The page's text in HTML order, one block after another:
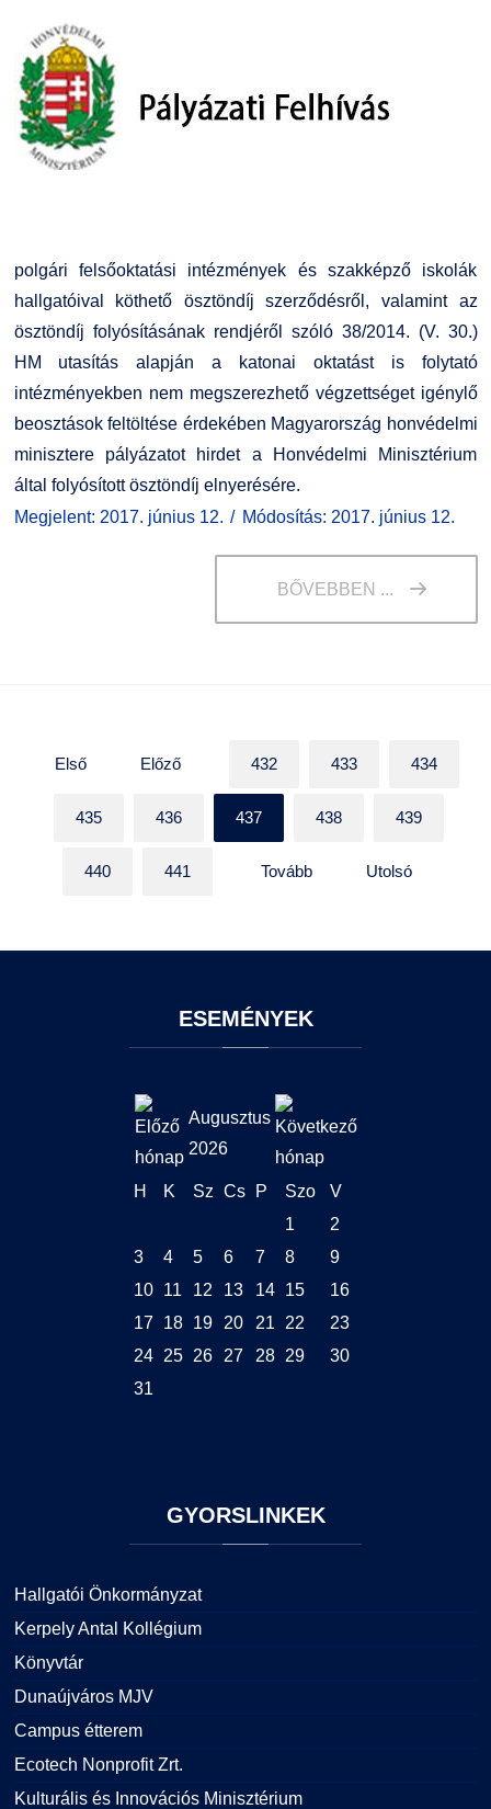
polgári felsőoktatási intézmények és szakképző iskolák
hallgatóival köthető ösztöndíj szerződésről, valamint az
ösztöndíj folyósításának rendjéről szóló 38/2014. (V. 30.)
HM utasítás alapján a katonai oktatást is folytató
intézményekben nem megszerezhető végzettséget igénylő
beosztások feltöltése érdekében Magyarország honvédelmi
minisztere pályázatot hirdet a Honvédelmi Minisztérium
által folyósított ösztöndíj elnyerésére.
Megjelent: 2017. június 12.
Módosítás: 2017. június 12.
BŐVEBBEN ...
Első Előző 432 433 434
435 436 437 438 439
440 441 Tovább Utolsó
ESEMÉNYEK
Augusztus
2026
H K Sz Cs P Szo
V
1
2
3
4 5 6 7 8
9
10
11 12 13 14 15
16
17
18 19 20 21 22
23
24
25 26 27 28 29
30
31
GYORSLINKEK
Hallgatói Önkormányzat
Kerpely Antal Kollégium
Könyvtár
Dunaújváros MJV
Campus étterem
Ecotech Nonprofit Zrt.
Kulturális és Innovációs Minisztérium